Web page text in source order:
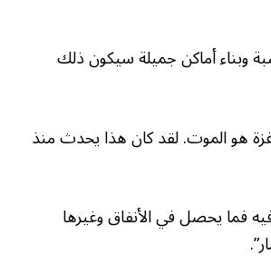
وبناء أماكن جميلة سيكون ذلك
هو الموت. لقد كان هذا يحدث منذ
فما يحصل في الأنفاق وغيرها